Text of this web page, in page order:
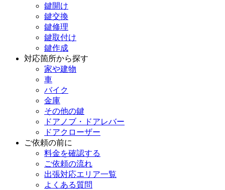
鍵開け
鍵交換
鍵修理
鍵取付け
鍵作成
対応箇所から探す
家や建物
車
バイク
金庫
その他の鍵
ドアノブ・ドアレバー
ドアクローザー
ご依頼の前に
料金を確認する
ご依頼の流れ
出張対応エリア一覧
よくある質問